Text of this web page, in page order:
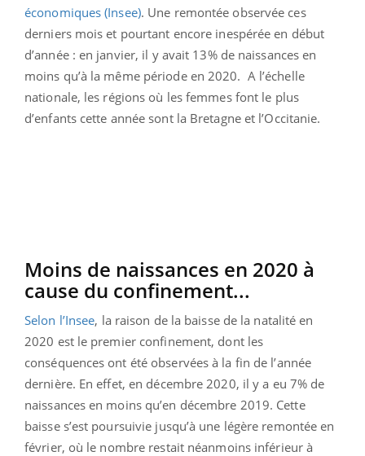
économiques (Insee). Une remontée observée ces
derniers mois et pourtant encore inespérée en début
d’année : en janvier, il y avait 13% de naissances en
moins qu’à la même période en 2020. A l’échelle
nationale, les régions où les femmes font le plus
d’enfants cette année sont la Bretagne et l’Occitanie.
Moins de naissances en 2020 à
cause du confinement...
Selon l’Insee, la raison de la baisse de la natalité en
2020 est le premier confinement, dont les
conséquences ont été observées à la fin de l’année
dernière. En effet, en décembre 2020, il y a eu 7% de
naissances en moins qu’en décembre 2019. Cette
baisse s’est poursuivie jusqu’à une légère remontée en
février, où le nombre restait néanmoins inférieur à